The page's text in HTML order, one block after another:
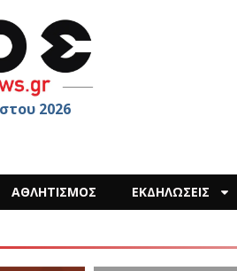
2026
ΑΘΛΗΤΙΣΜΟΣ ΕΚΔΗΛΩΣΕΙΣ